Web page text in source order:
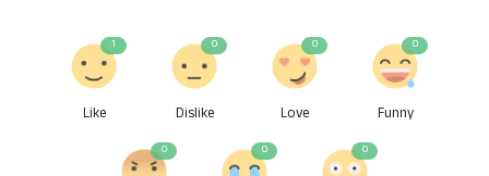
Like
1
Dislike
0
Love
0
Funny
0
0 0 0